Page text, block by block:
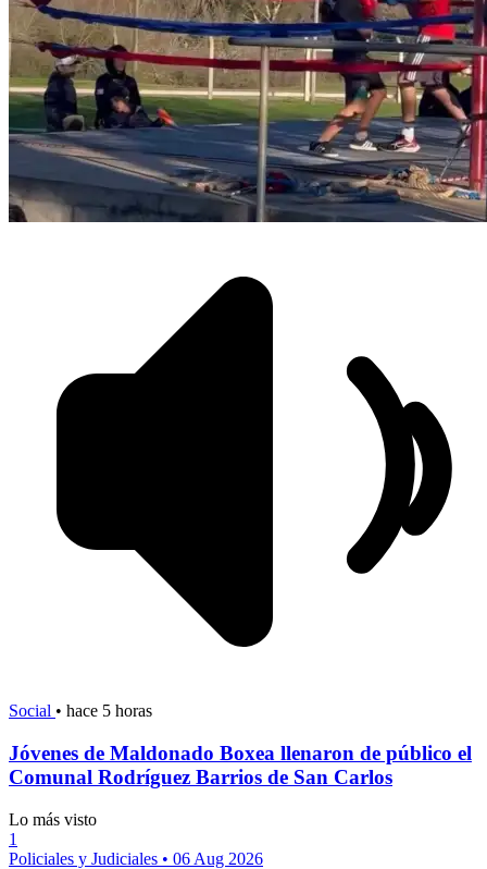
Social • hace 5 horas
Jóvenes de Maldonado Boxea llenaron de público el
Comunal Rodríguez Barrios de San Carlos
Lo más visto
1
Policiales y Judiciales • 06 Aug 2026